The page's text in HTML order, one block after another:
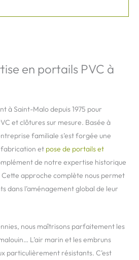
en portails PVC à
à Saint-Malo depuis 1975 pour
et clôtures sur mesure. Basée à
familiale s’est forgée une
fabrication et pose de portails et
de notre expertise historique
Cette approche complète nous permet
dans l’aménagement global de leur
nous maîtrisons parfaitement les
L’air marin et les embruns
particulièrement résistants. C’est